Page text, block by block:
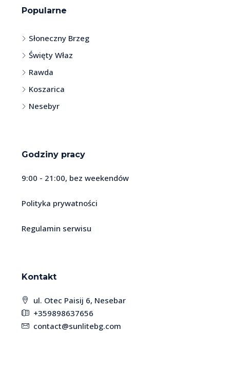
Popularne
Słoneczny Brzeg
Święty Właz
Rawda
Koszarica
Nesebyr
Godziny pracy
9:00 - 21:00, bez weekendów
Polityka prywatności
Regulamin serwisu
Kontakt
ul. Otec Paisij 6, Nesebar
+359898637656
contact@sunlitebg.com